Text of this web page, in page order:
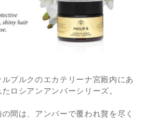
ブルクのエカテリーナ宮殿内にあ
ロシアンアンバーシリーズ。
間は、アンバーで覆われ贅を尽く